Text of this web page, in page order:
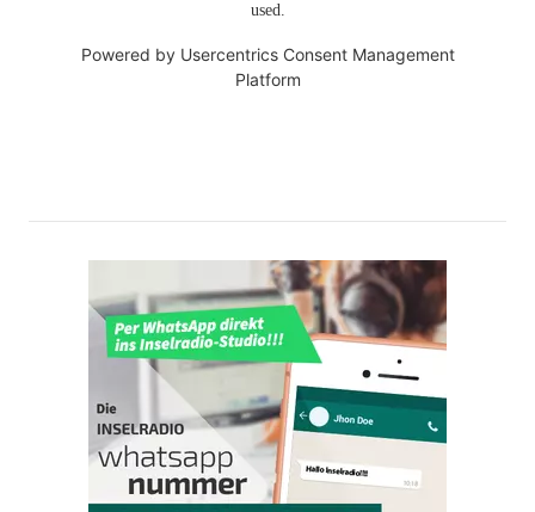
used.
Powered by Usercentrics Consent Management
Platform